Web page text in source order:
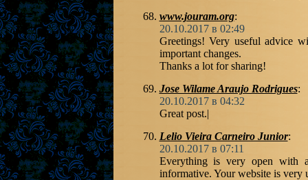
www.jouram.org:
20.10.2017 в 02:49
Greetings! Very useful advice
important changes.
Thanks a lot for sharing!
Jose Wilame Araujo Rodrigues:
20.10.2017 в 04:32
Great post.|
Lelio Vieira Carneiro Junior:
20.10.2017 в 07:11
Everything is very open with
informative. Your website is very